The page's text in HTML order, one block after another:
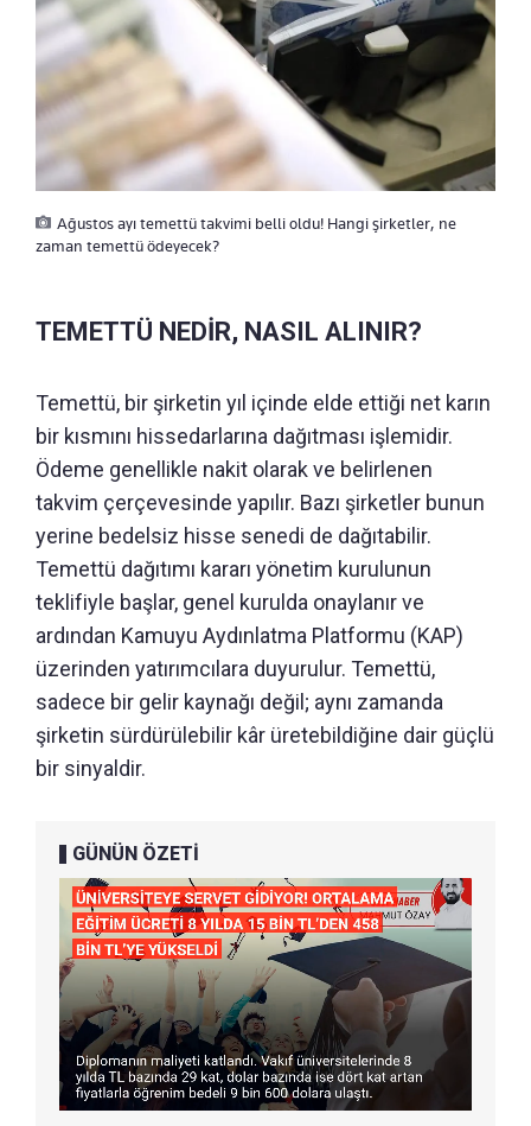
Ağustos ayı temettü takvimi belli oldu! Hangi şirketler, ne
zaman temettü ödeyecek?
TEMETTÜ NEDİR, NASIL ALINIR?
Temettü, bir şirketin yıl içinde elde ettiği net karın
bir kısmını hissedarlarına dağıtması işlemidir.
Ödeme genellikle nakit olarak ve belirlenen
takvim çerçevesinde yapılır. Bazı şirketler bunun
yerine bedelsiz hisse senedi de dağıtabilir.
Temettü dağıtımı kararı yönetim kurulunun
teklifiyle başlar, genel kurulda onaylanır ve
ardından Kamuyu Aydınlatma Platformu (KAP)
üzerinden yatırımcılara duyurulur. Temettü,
sadece bir gelir kaynağı değil; aynı zamanda
şirketin sürdürülebilir kâr üretebildiğine dair güçlü
bir sinyaldir.
GÜNÜN ÖZETİ